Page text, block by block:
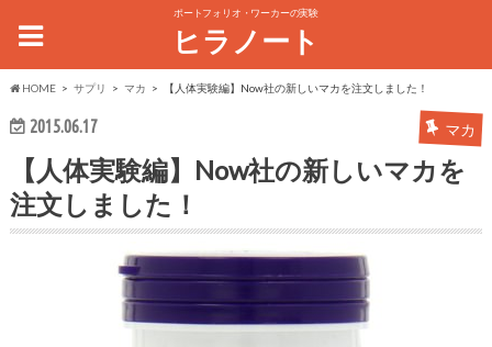
ポートフォリオ・ワーカーの実験
ヒラノート
HOME サプリ マカ 【人体実験編】Now社の新しいマカを注文しました！
2015.06.17 マカ
【人体実験編】Now社の新しいマカを
注文しました！